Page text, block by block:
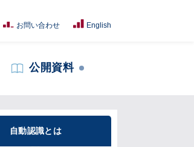
お問い合わせ English
公開資料
自動認識とは